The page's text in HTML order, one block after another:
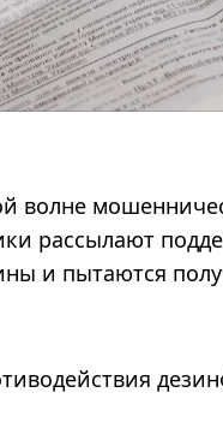
волне
рассылают
и пытаются